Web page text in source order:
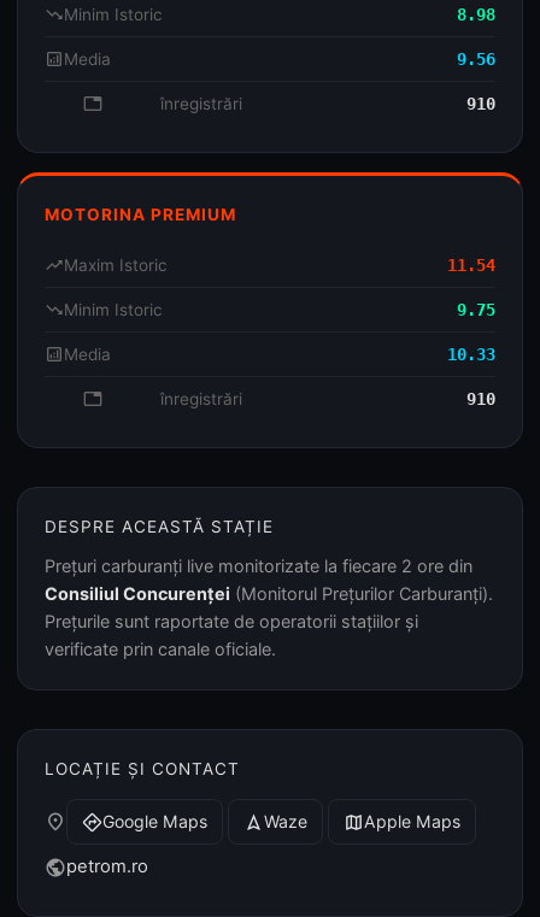
trending_downMinim Istoric 8.98
analyticsMedia 9.56
database înregistrări 910
MOTORINA PREMIUM
trending_upMaxim Istoric 11.54
trending_downMinim Istoric 9.75
analyticsMedia 10.33
database înregistrări 910
DESPRE ACEASTĂ STAȚIE
Prețuri carburanți live monitorizate la fiecare 2 ore din
Consiliul Concurenței (Monitorul Prețurilor Carburanți).
Prețurile sunt raportate de operatorii stațiilor și
verificate prin canale oficiale.
LOCAȚIE ȘI CONTACT
place directionsGoogle Maps navigation Waze mapApple Maps
publicpetrom.ro